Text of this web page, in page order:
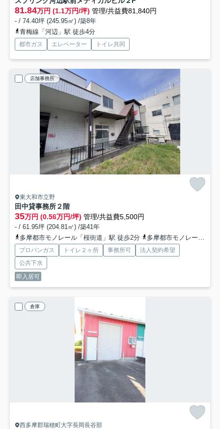
81.84万円 (1.1万円/坪) 管理/共益費81,840円
- / 74.40坪 (245.95㎡) /築8年
青梅線「河辺」駅 徒歩4分
都市ガス エレベーター トイレ共同
店舗事務所
東大和市立野
田中貸事務所２階
35万円 (0.56万円/坪) 管理/共益費5,500円
- / 61.95坪 (204.81㎡) /築41年
多摩都市モノレール「桜街道」駅 徒歩2分
多摩都市モノレール「上北台」駅 徒歩12分
プロパンガス トイレ２ヶ所 事務所可
法人契約希望
公共下水
即入居可
倉庫
西多摩郡瑞穂町大字長岡長谷部